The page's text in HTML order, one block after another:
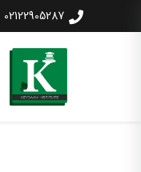
02122905287